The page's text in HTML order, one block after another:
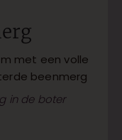
met een volle
beenmerg
in de boter